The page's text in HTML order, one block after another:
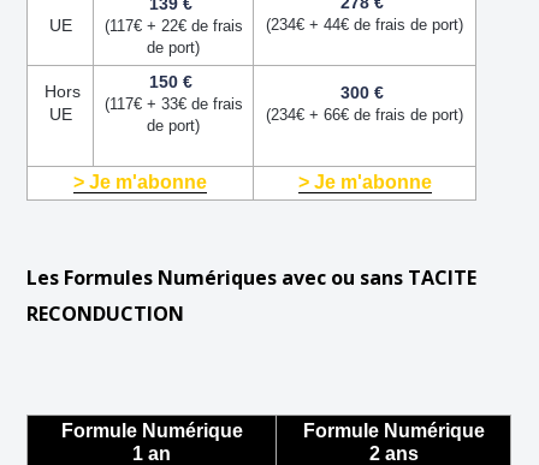
UE
(117€ + 22€ de frais
de port)
(234€ + 44€ de frais de port)
Hors
UE
150 €
(117€ + 33€ de frais
de port)
300 €
(234€ + 66€ de frais de port)
> Je m'abonne > Je m'abonne
Les Formules Numériques avec ou sans TACITE
RECONDUCTION
Formule Numérique
1 an
Formule Numérique
2 ans